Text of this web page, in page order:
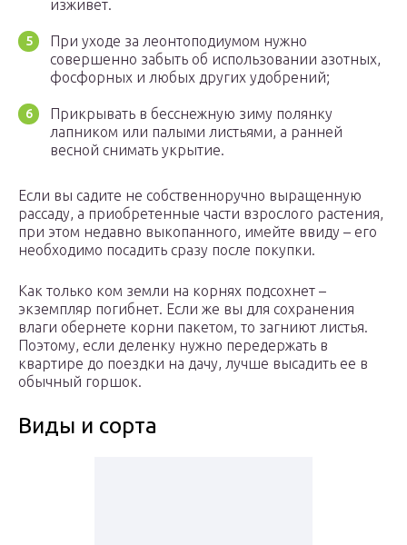
изживет.
При уходе за леонтоподиумом нужно
совершенно забыть об использовании азотных,
фосфорных и любых других удобрений;
Прикрывать в бесснежную зиму полянку
лапником или палыми листьями, а ранней
весной снимать укрытие.
Если вы садите не собственноручно выращенную
рассаду, а приобретенные части взрослого растения,
при этом недавно выкопанного, имейте ввиду – его
необходимо посадить сразу после покупки.
Как только ком земли на корнях подсохнет –
экземпляр погибнет. Если же вы для сохранения
влаги обернете корни пакетом, то загниют листья.
Поэтому, если деленку нужно передержать в
квартире до поездки на дачу, лучше высадить ее в
обычный горшок.
Виды и сорта